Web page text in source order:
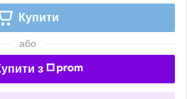
Купити
або
з